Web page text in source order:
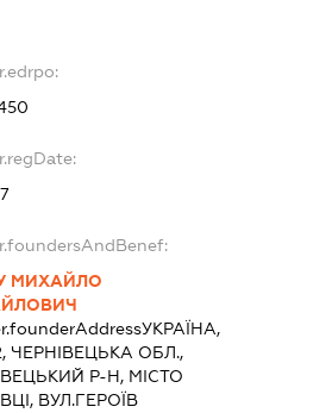
МИХАЙЛО
УКРАЇНА,
ЧЕРНІВЕЦЬКА ОБЛ.,
Р-Н, МІСТО
ВУЛ.ГЕРОЇВ